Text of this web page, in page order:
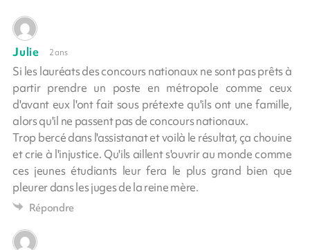
Julie 2 ans
Si les lauréats des concours nationaux ne sont pas prêts à
partir prendre un poste en métropole comme ceux
d'avant eux l'ont fait sous prétexte qu'ils ont une famille,
alors qu'il ne passent pas de concours nationaux.
Trop bercé dans l'assistanat et voilà le résultat, ça chouine
et crie à l'injustice. Qu'ils aillent s'ouvrir au monde comme
ces jeunes étudiants leur fera le plus grand bien que
pleurer dans les juges de la reine mère.
Répondre